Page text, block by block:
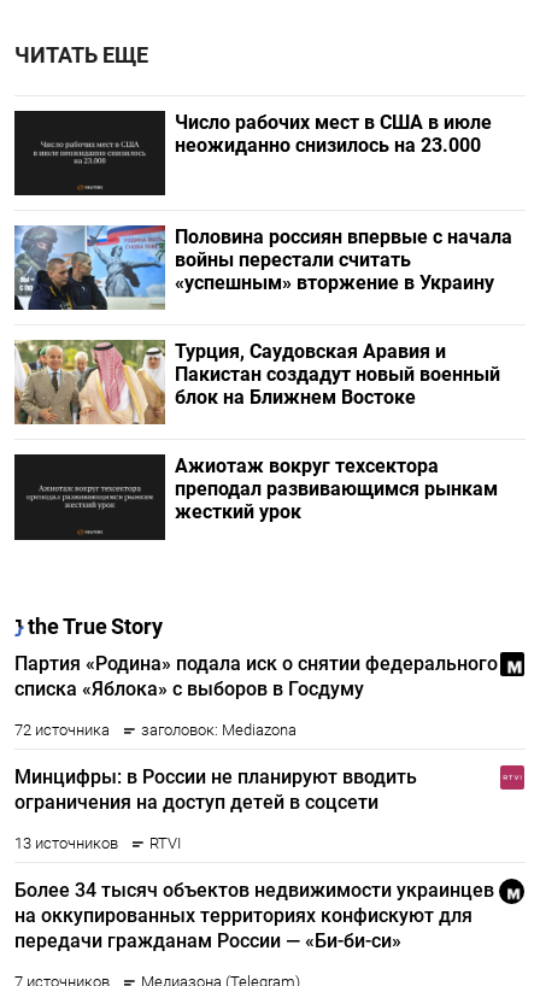
ЧИТАТЬ ЕЩЕ
Число рабочих мест в США в июле
неожиданно снизилось на 23.000
Половина россиян впервые с начала
войны перестали считать
«успешным» вторжение в Украину
Турция, Саудовская Аравия и
Пакистан создадут новый военный
блок на Ближнем Востоке
Ажиотаж вокруг техсектора
преподал развивающимся рынкам
жесткий урок